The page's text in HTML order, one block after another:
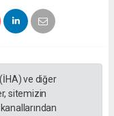
ve diğer
sitemizin